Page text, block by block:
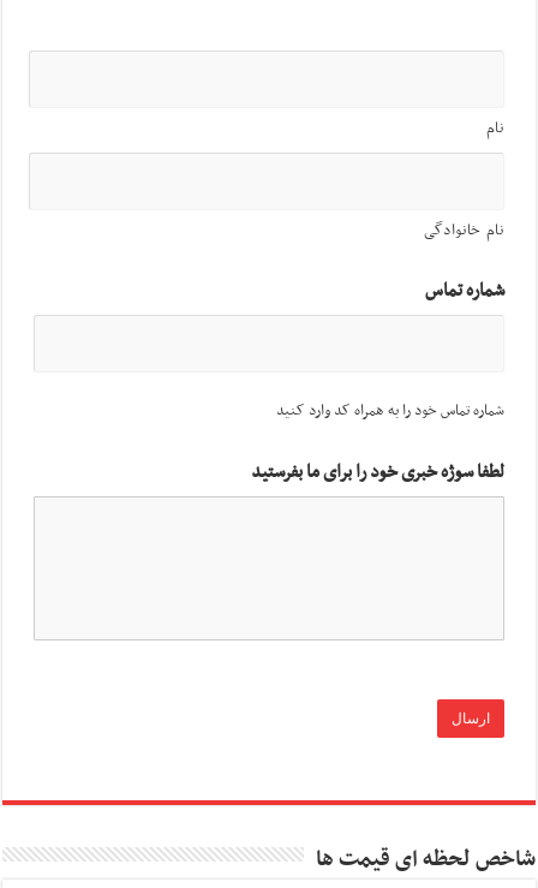
نام
نام خانوادگی
شماره تماس
شماره تماس خود را به همراه کد وارد کنید
لطفا سوژه خبری خود را برای ما بفرستید
شاخص لحظه ای قیمت ها